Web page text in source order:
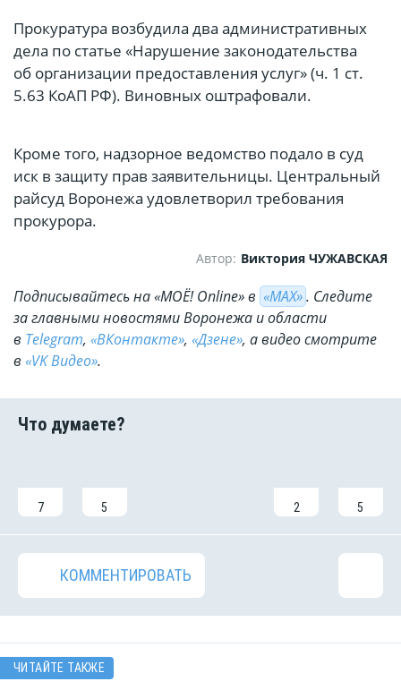
Прокуратура возбудила два административных
дела по статье «Нарушение законодательства
об организации предоставления услуг» (ч. 1 ст.
5.63 КоАП РФ). Виновных оштрафовали.
Кроме того, надзорное ведомство подало в суд
иск в защиту прав заявительницы. Центральный
райсуд Воронежа удовлетворил требования
прокурора.
Автор: Виктория ЧУЖАВСКАЯ
Подписывайтесь на «МОЁ! Online» в «МАХ». Cледите
за главными новостями Воронежа и области
в Telegram, «ВКонтакте», «Дзене», а видео смотрите
в «VK Видео».
7 5 2 5
КОММЕНТИРОВАТЬ
ЧИТАЙТЕ ТАКЖЕ